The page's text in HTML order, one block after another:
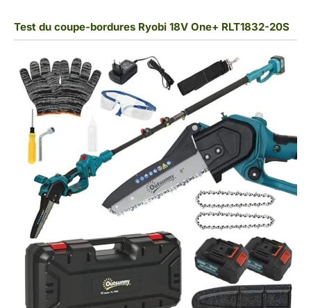
Test du coupe-bordures Ryobi 18V One+ RLT1832-20S